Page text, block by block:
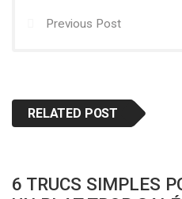
Previous Post
RELATED POST
6 TRUCS SIMPLES